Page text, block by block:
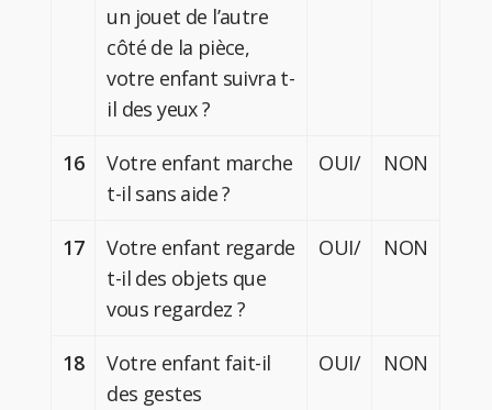
un jouet de l’autre
côté de la pièce,
votre enfant suivra t-
il des yeux ?
16
Votre enfant marche
t-il sans aide ?
OUI/ NON
17
Votre enfant regarde
t-il des objets que
vous regardez ?
OUI/ NON
18
Votre enfant fait-il
des gestes
OUI/ NON